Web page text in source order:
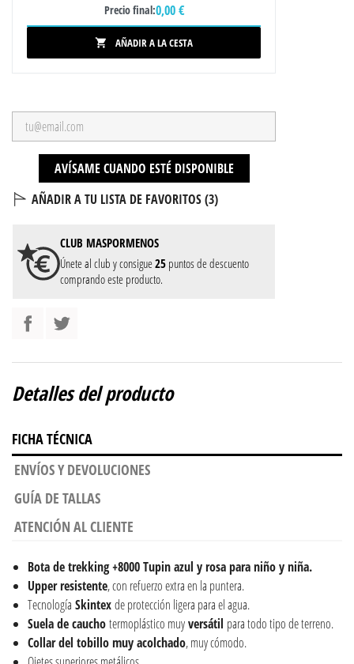
Precio final:0,00 €
 AÑADIR A LA CESTA
AVÍSAME CUANDO ESTÉ DISPONIBLE
AÑADIR A TU LISTA DE FAVORITOS (3)
CLUB MASPORMENOS
Únete al club y consigue25 puntos de descuento
comprando este producto.
Detalles del producto
FICHA TÉCNICA
ENVÍOS Y DEVOLUCIONES
GUÍA DE TALLAS
ATENCIÓN AL CLIENTE
Bota de trekking +8000 Tupin azul y rosa para niño y niña.
Upper resistente, con refuerzo extra en la puntera.
Tecnología Skintexde protección ligera para el agua.
Suela de cauchotermoplástico muyversátil para todo tipo de terreno.
Collar del tobillo muy acolchado, muy cómodo.